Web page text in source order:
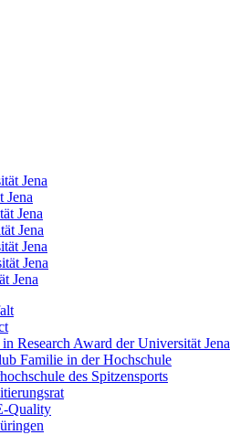
Jena
Jena
Jena
Jena
Jena
Jena
Jena
Research Award der Universität Jena
Familie in der Hochschule
des Spitzensports
Quality